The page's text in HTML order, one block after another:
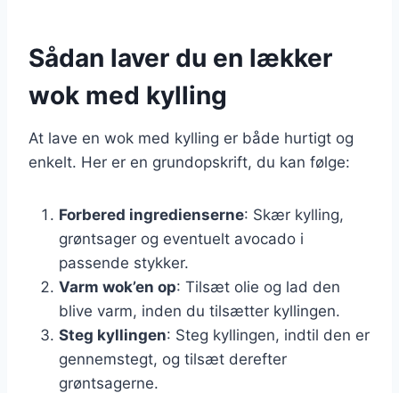
Sådan laver du en lækker
wok med kylling
At lave en wok med kylling er både hurtigt og
enkelt. Her er en grundopskrift, du kan følge:
Forbered ingredienserne: Skær kylling,
grøntsager og eventuelt avocado i
passende stykker.
Varm wok’en op: Tilsæt olie og lad den
blive varm, inden du tilsætter kyllingen.
Steg kyllingen: Steg kyllingen, indtil den er
gennemstegt, og tilsæt derefter
grøntsagerne.